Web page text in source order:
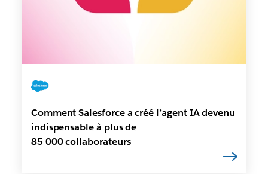
Comment Salesforce a créé l’agent IA devenu
indispensable à plus de
85 000 collaborateurs